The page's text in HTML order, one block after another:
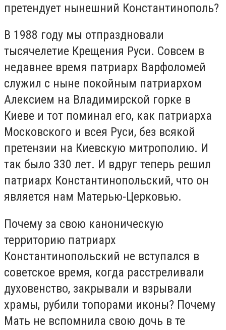
претендует нынешний Константинополь?
В 1988 году мы отпраздновали
тысячелетие Крещения Руси. Совсем в
недавнее время патриарх Варфоломей
служил с ныне покойным патриархом
Алексием на Владимирской горке в
Киеве и тот поминал его, как патриарха
Московского и всея Руси, без всякой
претензии на Киевскую митрополию. И
так было 330 лет. И вдруг теперь решил
патриарх Константинопольский, что он
является нам Матерью-Церковью.
Почему за свою каноническую
территорию патриарх
Константинопольский не вступался в
советское время, когда расстреливали
духовенство, закрывали и взрывали
храмы, рубили топорами иконы? Почему
Мать не вспомнила свою дочь в те